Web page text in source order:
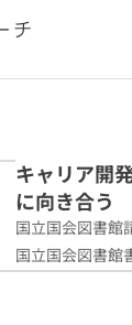
キャリア開
に向き合う
国立国会図書館
国立国会図書館